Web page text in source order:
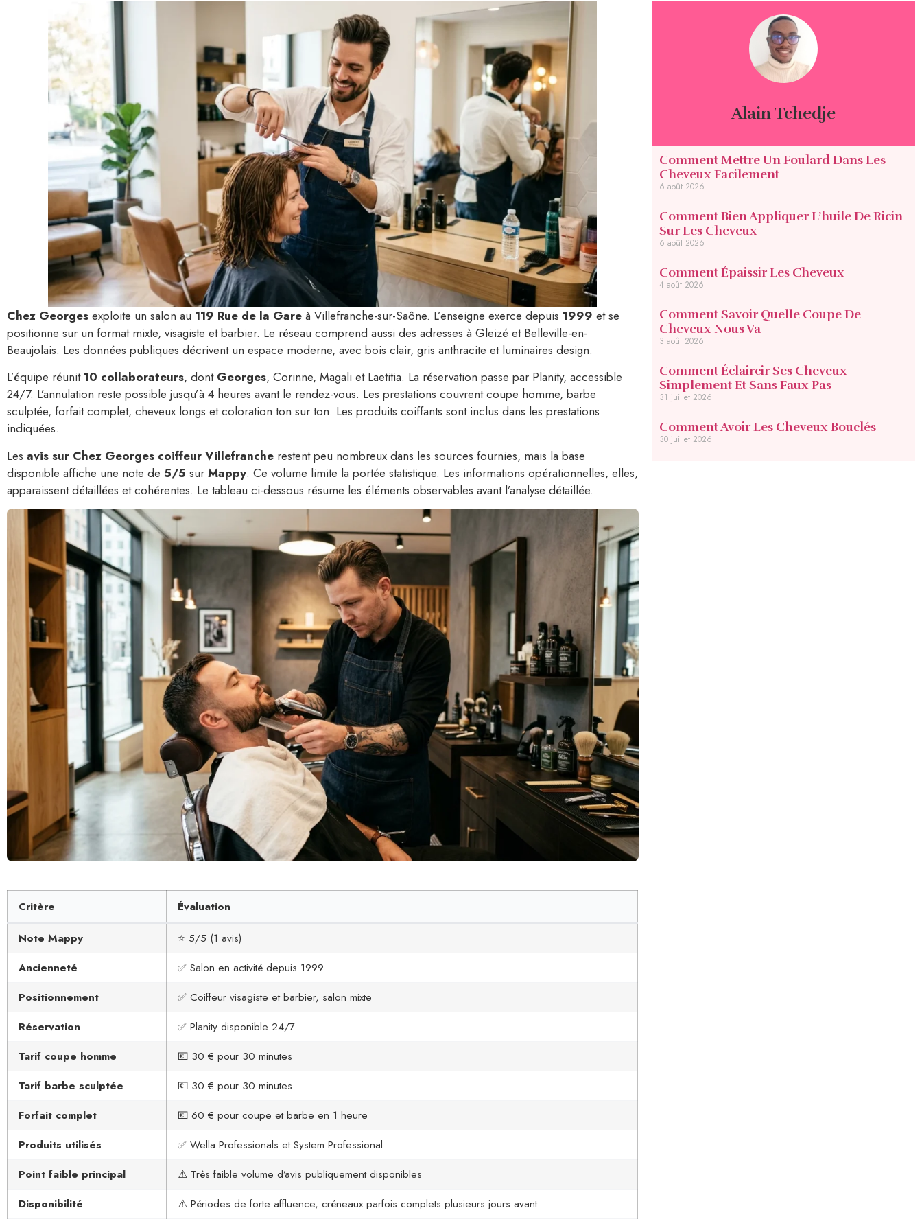
Chez Georges exploite un salon au 119 Rue de la Gare à Villefranche-sur-Saône. L’enseigne exerce depuis 1999 et se
positionne sur un format mixte, visagiste et barbier. Le réseau comprend aussi des adresses à Gleizé et Belleville-en-
Beaujolais. Les données publiques décrivent un espace moderne, avec bois clair, gris anthracite et luminaires design.
L’équipe réunit 10 collaborateurs, dont Georges, Corinne, Magali et Laetitia. La réservation passe par Planity, accessible
24/7. L’annulation reste possible jusqu’à 4 heures avant le rendez-vous. Les prestations couvrent coupe homme, barbe
sculptée, forfait complet, cheveux longs et coloration ton sur ton. Les produits coiffants sont inclus dans les prestations
indiquées.
Les avis sur Chez Georges coiffeur Villefranche restent peu nombreux dans les sources fournies, mais la base
disponible affiche une note de 5/5 sur Mappy. Ce volume limite la portée statistique. Les informations opérationnelles, elles,
apparaissent détaillées et cohérentes. Le tableau ci-dessous résume les éléments observables avant l’analyse détaillée.
Critère Évaluation
Note Mappy
⭐ 5/5 (1 avis)
Ancienneté
✅ Salon en activité depuis 1999
Positionnement
✅ Coiffeur visagiste et barbier, salon mixte
Réservation
✅ Planity disponible 24/7
Tarif coupe homme
💶 30 € pour 30 minutes
Tarif barbe sculptée
💶 30 € pour 30 minutes
Forfait complet
💶 60 € pour coupe et barbe en 1 heure
Produits utilisés
✅ Wella Professionals et System Professional
Point faible principal
⚠️ Très faible volume d’avis publiquement disponibles
Disponibilité
⚠️ Périodes de forte affluence, créneaux parfois complets plusieurs jours avant
Alain Tchedje
Comment Mettre Un Foulard Dans Les
Cheveux Facilement
6 août 2026
Comment Bien Appliquer L’huile De Ricin
Sur Les Cheveux
6 août 2026
Comment Épaissir Les Cheveux
4 août 2026
Comment Savoir Quelle Coupe De
Cheveux Nous Va
3 août 2026
Comment Éclaircir Ses Cheveux
Simplement Et Sans Faux Pas
31 juillet 2026
Comment Avoir Les Cheveux Bouclés
30 juillet 2026